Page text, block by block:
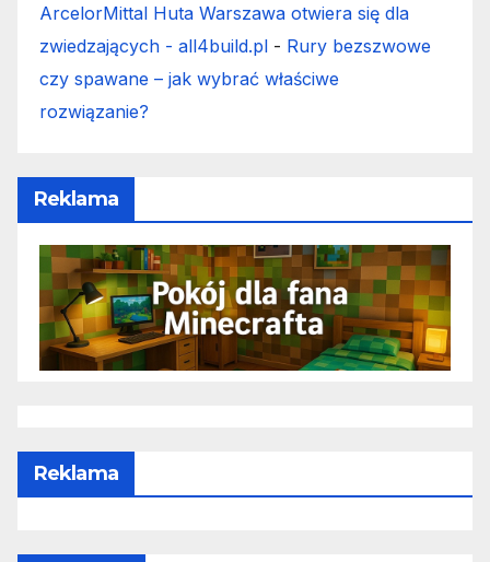
ArcelorMittal Huta Warszawa otwiera się dla
zwiedzających - all4build.pl - Rury bezszwowe
czy spawane – jak wybrać właściwe
rozwiązanie?
Reklama
Reklama